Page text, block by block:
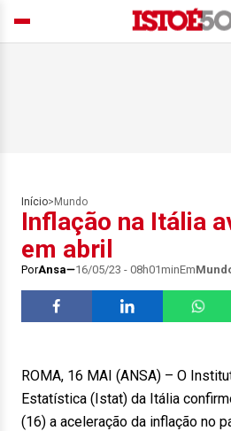
Início> Mundo
Inflação na Itália
em abril
PorAnsa 16/05/23 - 08h01minEm
ROMA, 16 MAI (ANSA) – O
Estatística (Istat) da Itália
(16) a aceleração da inflação no